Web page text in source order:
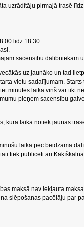
uzrādītāju pirmajā trasē
līdz 18:30.
sacensību dalībniekam
uz jaunāko un tad
vietu sadalījumam.
minūtes laikā viņš var tikt
pieņem sacensību
kura laikā notiek jaunas
laikā pēc beidzamā
tiek publicēti arī
maksā nav iekļauta
slēpošanas pacēlāju par